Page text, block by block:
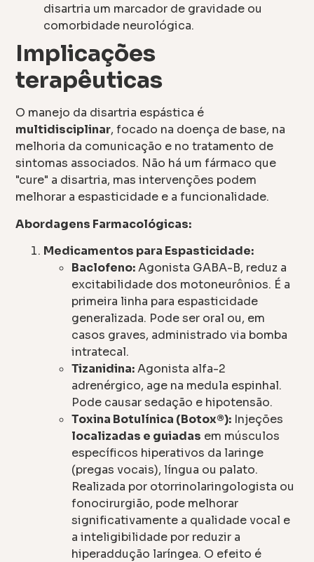
disartria um marcador de gravidade ou
comorbidade neurológica.
Implicações
terapêuticas
O manejo da disartria espástica é
multidisciplinar, focado na doença de base, na
melhoria da comunicação e no tratamento de
sintomas associados. Não há um fármaco que
"cure" a disartria, mas intervenções podem
melhorar a espasticidade e a funcionalidade.
Abordagens Farmacológicas:
Medicamentos para Espasticidade:
Baclofeno:Agonista GABA-B, reduz a
excitabilidade dos motoneurônios. É a
primeira linha para espasticidade
generalizada. Pode ser oral ou, em
casos graves, administrado via bomba
intratecal.
Tizanidina:Agonista alfa-2
adrenérgico, age na medula espinhal.
Pode causar sedação e hipotensão.
Toxina Botulínica (Botox®): Injeções
localizadas e guiadas em músculos
específicos hiperativos da laringe
(pregas vocais), língua ou palato.
Realizada por otorrinolaringologista ou
fonocirurgião, pode melhorar
significativamente a qualidade vocal e
a inteligibilidade por reduzir a
hiperaddução laríngea. O efeito é